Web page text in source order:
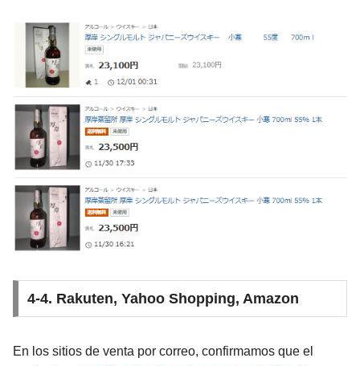
4-4. Rakuten, Yahoo Shopping, Amazon
En los sitios de venta por correo, confirmamos que el